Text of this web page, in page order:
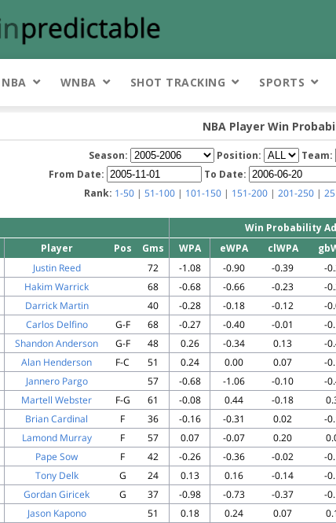
NBA WNBA SHOT TRACKING SPORTS
NBA Player Win
Season: Position: Team:
From Date:
To Date:
Rank: 1-50 | 51-100 | 101-150 | 151-200 | 201-250 |
Win Probability
Player Pos Gms WPA eWPA clWPA
Justin Reed 72 -1.08 -0.90 -0.39 -
Hakim Warrick 68 -0.68 -0.66 -0.23 -
Darrick Martin 40 -0.28 -0.18 -0.12 -
Carlos Delfino G-F 68 -0.27 -0.40 -0.01 -
Shandon Anderson G-F 48 0.26 -0.34 0.13 -
Alan Henderson F-C 51 0.24 0.00 0.07 -
Jannero Pargo 57 -0.68 -1.06 -0.10 -
Martell Webster F-G 61 -0.08 0.44 -0.18
Brian Cardinal F 36 -0.16 -0.31 0.02 -
Lamond Murray F 57 0.07 -0.07 0.20
Pape Sow F 42 -0.26 -0.36 -0.02 -
Tony Delk G 24 0.13 0.16 -0.14 -
Gordan Giricek G 37 -0.98 -0.73 -0.37 -
Jason Kapono 51 0.18 0.24 0.07